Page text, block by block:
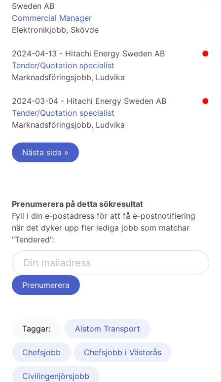
Sweden AB
Commercial Manager
Elektronikjobb, Skövde
●
2024-04-13 - Hitachi Energy Sweden AB
Tender/Quotation specialist
Marknadsföringsjobb, Ludvika
●
2024-03-04 - Hitachi Energy Sweden AB
Tender/Quotation specialist
Marknadsföringsjobb, Ludvika
Nästa sida »
Prenumerera på detta sökresultat
Fyll i din e-postadress för att få e-postnotifiering
när det dyker upp fler lediga jobb som matchar
"Tendered":
Taggar: Alstom Transport
Chefsjobb Chefsjobb i Västerås
Civilingenjörsjobb